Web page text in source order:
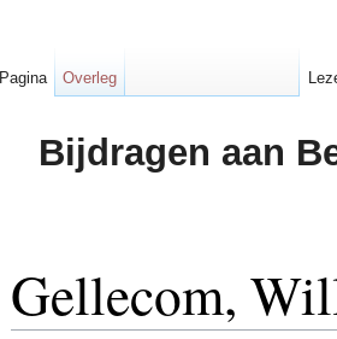
Bijdragen aan
Gellecom,
Pagina Overleg